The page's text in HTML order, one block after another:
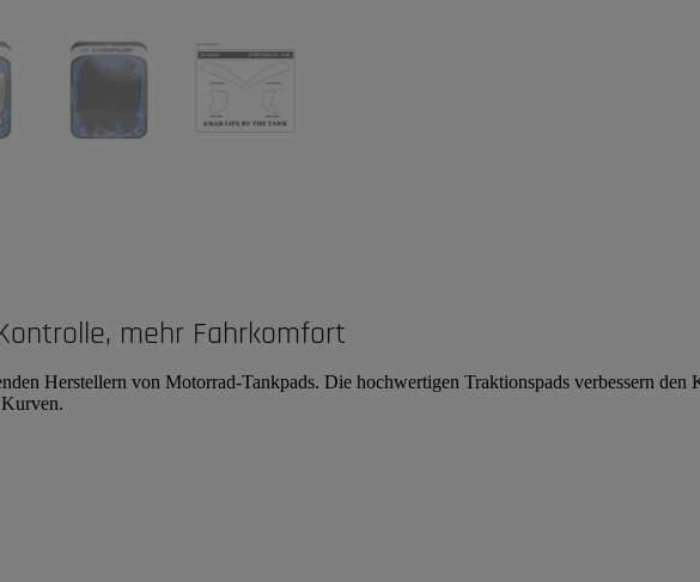
mehr Fahrkomfort
Herstellern von Motorrad-Tankpads. Die hochwertigen Traktionspads verbessern